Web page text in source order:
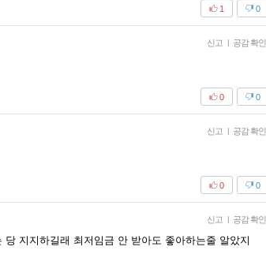
0
1
신고 | 공감 확인
0
0
신고 | 공감 확인
0
0
신고 | 공감 확인
지지하길래 최저임금 안 받아도 좋아하는줄 알았지